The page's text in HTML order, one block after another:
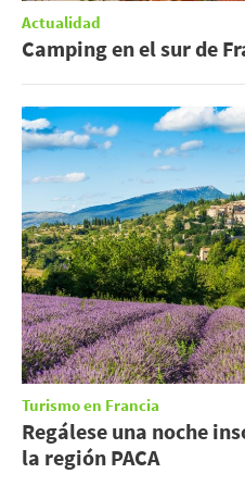
Actualidad
Camping en el sur de
Turismo en Francia
Regálese una noche
la región PACA